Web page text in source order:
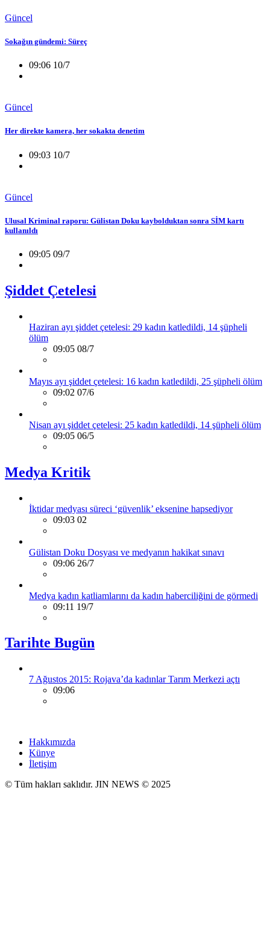
Güncel
Sokağın gündemi: Süreç
09:06 10/7
Güncel
Her direkte kamera, her sokakta denetim
09:03 10/7
Güncel
Ulusal Kriminal raporu: Gülistan Doku kaybolduktan sonra SİM kartı
kullanıldı
09:05 09/7
Şiddet Çetelesi
Haziran ayı şiddet çetelesi: 29 kadın katledildi, 14 şüpheli
ölüm
09:05 08/7
Mayıs ayı şiddet çetelesi: 16 kadın katledildi, 25 şüpheli ölüm
09:02 07/6
Nisan ayı şiddet çetelesi: 25 kadın katledildi, 14 şüpheli ölüm
09:05 06/5
Medya Kritik
İktidar medyası süreci ‘güvenlik’ eksenine hapsediyor
09:03 02
Gülistan Doku Dosyası ve medyanın hakikat sınavı
09:06 26/7
Medya kadın katliamlarını da kadın haberciliğini de görmedi
09:11 19/7
Tarihte Bugün
7 Ağustos 2015: Rojava’da kadınlar Tarım Merkezi açtı
09:06
Hakkımızda
Künye
İletişim
© Tüm hakları saklıdır. JIN NEWS © 2025